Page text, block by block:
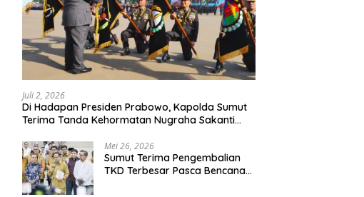
Juli 2, 2026
Di Hadapan Presiden Prabowo, Kapolda Sumut
Terima Tanda Kehormatan Nugraha Sakanti
Mei 26, 2026
Sumut Terima Pengembalian
TKD Terbesar Pasca Bencana